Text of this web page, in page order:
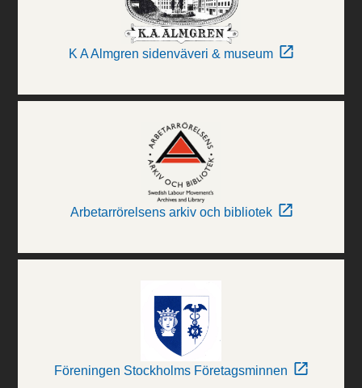
K A Almgren sidenväveri & museum
Arbetarrörelsens arkiv och bibliotek
Föreningen Stockholms Företagsminnen